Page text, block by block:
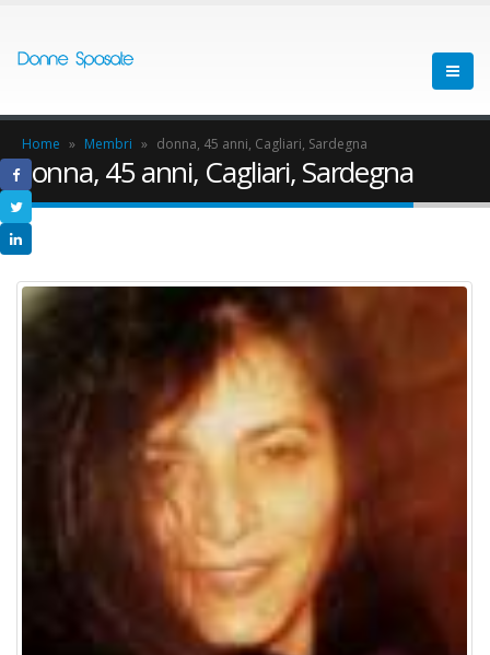
Home » Membri » donna, 45 anni, Cagliari, Sardegna
donna, 45 anni, Cagliari, Sardegna